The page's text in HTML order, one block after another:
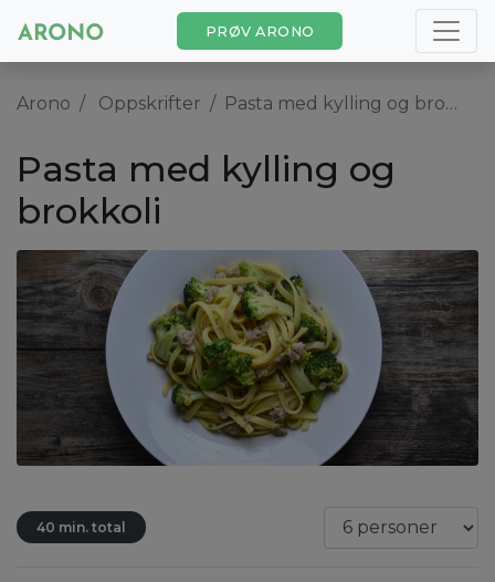
PRØV ARONO
Arono Oppskrifter Pasta med kylling og brokkoli
Pasta med kylling og
brokkoli
40 min. total